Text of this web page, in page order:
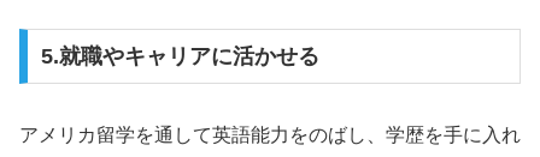
5.就職やキャリアに活かせる
アメリカ留学を通して英語能力をのばし、学歴を手に入れ